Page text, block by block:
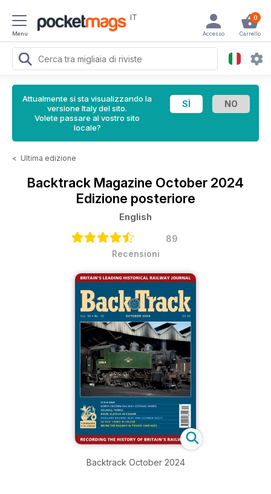
Menu
IT 0
Carrello
Accesso
Attualmente si sta visualizzando la
versione Italy del sito.
Volete passare al vostro sito
locale?
< Ultima edizione
Backtrack Magazine October 2024
Edizione posteriore
English
89
Recensioni
Backtrack October 2024